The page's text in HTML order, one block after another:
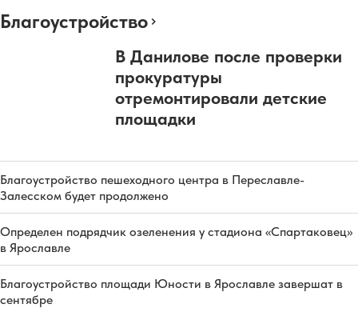
Благоустройство
В Данилове после проверки
прокуратуры
отремонтировали детские
площадки
Благоустройство пешеходного центра в Переславле-
Залесском будет продолжено
Определен подрядчик озеленения у стадиона «Спартаковец»
в Ярославле
Благоустройство площади Юности в Ярославле завершат в
сентябре